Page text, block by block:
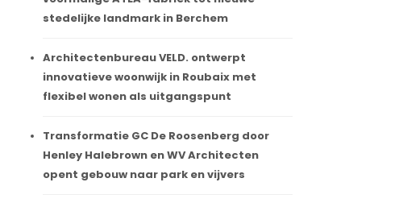
stedelijke landmark in Berchem
Architectenbureau VELD. ontwerpt
innovatieve woonwijk in Roubaix met
flexibel wonen als uitgangspunt
Transformatie GC De Roosenberg door
Henley Halebrown en WV Architecten
opent gebouw naar park en vijvers